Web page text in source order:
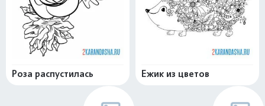
Роза распустилась Ежик из цветов